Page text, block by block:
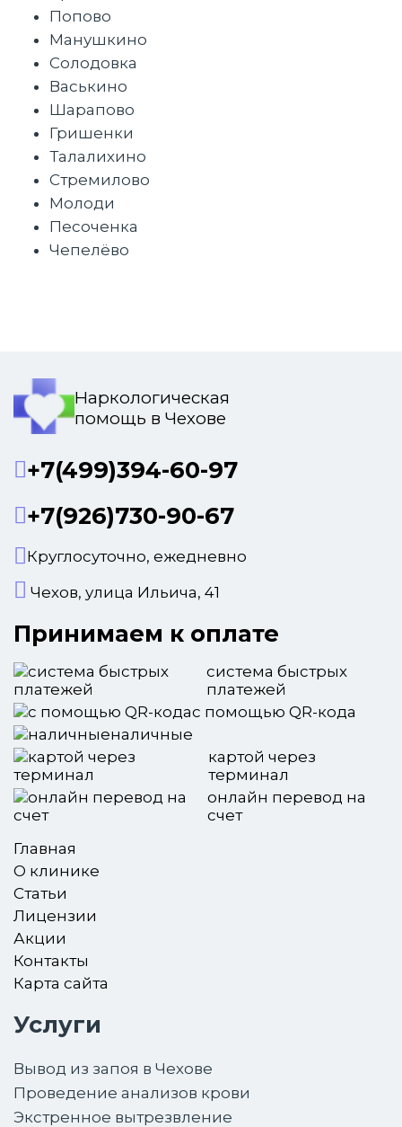
Попово
Манушкино
Солодовка
Васькино
Шарапово
Гришенки
Талалихино
Стремилово
Молоди
Песоченка
Чепелёво
Наркологическая
помощь в Чехове
+7(499)394-60-97
+7(926)730-90-67
Круглосуточно, ежедневно
Чехов, улица Ильича, 41
Принимаем к оплате
система быстрых
платежей
с помощью QR-кода
наличные
картой через
терминал
онлайн перевод на
счет
Главная
О клинике
Статьи
Лицензии
Акции
Контакты
Карта сайта
Услуги
Вывод из запоя в Чехове
Проведение анализов крови
Экстренное вытрезвление